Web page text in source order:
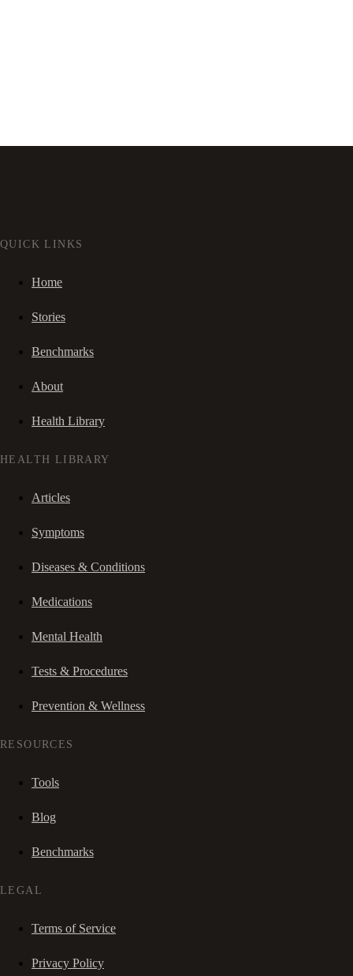
QUICK LINKS
Home
Stories
Benchmarks
About
Health Library
HEALTH LIBRARY
Articles
Symptoms
Diseases & Conditions
Medications
Mental Health
Tests & Procedures
Prevention & Wellness
RESOURCES
Tools
Blog
Benchmarks
LEGAL
Terms of Service
Privacy Policy